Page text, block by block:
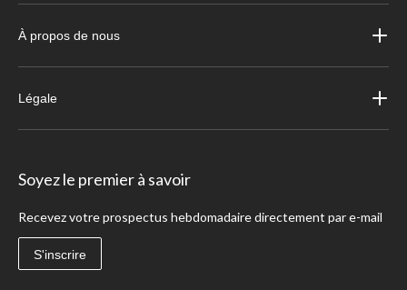
À propos de nous
Légale
Soyez le premier à savoir
Recevez votre prospectus hebdomadaire directement par e-mail
S'inscrire